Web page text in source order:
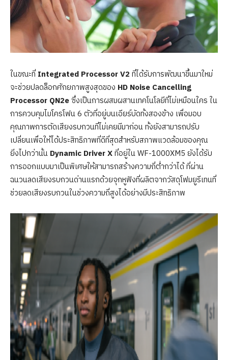
ในขณะที่ Integrated Processor V2 ที่ได้รับการพัฒนาขึ้นมาใหม่
จะช่วยปลดล็อกศักยภาพสูงสุดของ HD Noise Cancelling
Processor QN2eซึ่งเป็นการผสมผสานเทคโนโลยีที่ไม่เหมือนใคร ใน
การควบคุมไมโครโฟน 6 ตัวที่อยู่บนเอียร์บัดทั้งสองข้าง เพื่อมอบ
คุณภาพการตัดเสียงรบกวนที่ไม่เคยมีมาก่อน ทั้งยังสามารถปรับ
เปลี่ยนเพื่อให้ได้ประสิทธิภาพที่ดีที่สุดสำหรับสภาพแวดล้อมของคุณ
ยิ่งไปกว่านั้น Dynamic Driver Xที่อยู่ใน WF-1000XM5 ยังได้รับ
การออกแบบมาเป็นพิเศษให้สามารถสร้างความถี่ต่ำกว่าได้ ที่ผ่าน
ฉนวนลดเสียงรบกวนด่านแรกด้วยจุกหูฟังที่ผลิตจากวัสดุโฟมยูรีเทนที่
ช่วยลดเสียงรบกวนในช่วงความถี่สูงได้อย่างมีประสิทธิภาพ